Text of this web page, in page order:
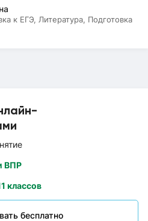
ВПР
классов
бесплатно
к ЕГЭ, Литература, Подготовка